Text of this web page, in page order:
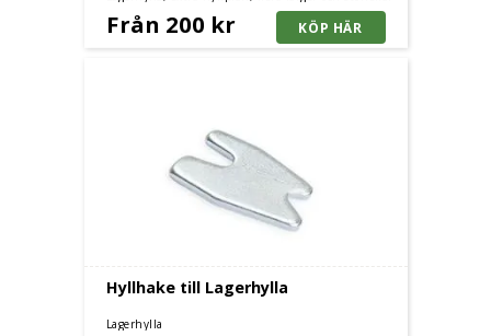
Från 200 kr
Hyllhake till Lagerhylla
Lagerhylla